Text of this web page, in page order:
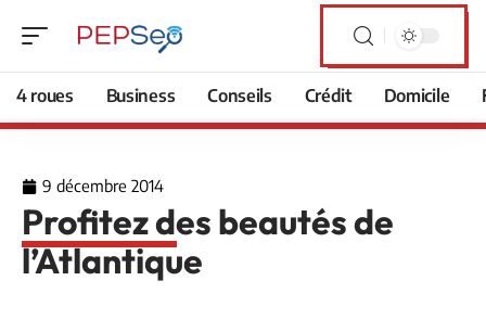
4 roues Business Conseils Crédit Domicile
9 décembre 2014
Profitez des beautés de
l’Atlantique